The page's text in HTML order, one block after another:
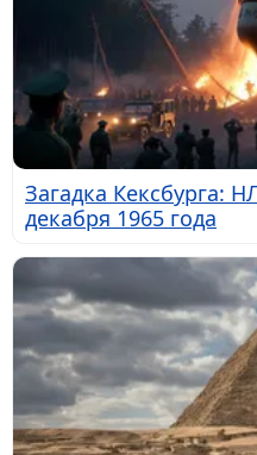
Загадка Кексбурга:
декабря 1965 года